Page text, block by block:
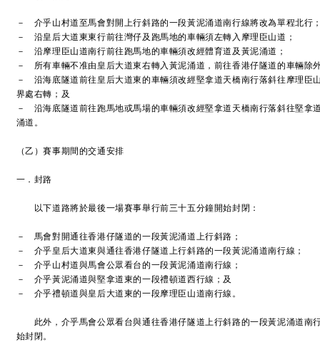
－ 介乎山村道至馬會對開上行斜路的一段黃泥涌道南行線將改為單程北行
－ 沿皇后大道東東行前往灣仔及跑馬地的車輛須左轉入摩理臣山道；
－ 沿摩理臣山道南行前往跑馬地的車輛須改經體育道及黃泥涌道；
－ 所有車輛不准由皇后大道東右轉入黃泥涌道，前往香港仔隧道的車輛除
－ 沿海底隧道前往皇后大道東的車輛須改經堅拿道天橋南行落斜往摩理臣
界處右轉；及
－ 沿海底隧道前往跑馬地或馬場的車輛須改經堅拿道天橋南行落斜往堅拿
涌道。
（乙）賽事期間的交通安排
一．封路
以下道路將於最後一場賽事舉行前三十五分鐘開始封閉：
－ 馬會對開通往香港仔隧道的一段黃泥涌道上行斜路；
－ 介乎皇后大道東與通往香港仔隧道上行斜路的一段黃泥涌道南行線；
－ 介乎山村道與馬會公眾看台的一段黃泥涌道南行線；
－ 介乎黃泥涌道與堅拿道東的一段禮頓道西行線；及
－ 介乎禮頓道與皇后大道東的一段摩理臣山道南行線。
此外，介乎馬會公眾看台與通往香港仔隧道上行斜路的一段黃泥涌道南
始封閉。